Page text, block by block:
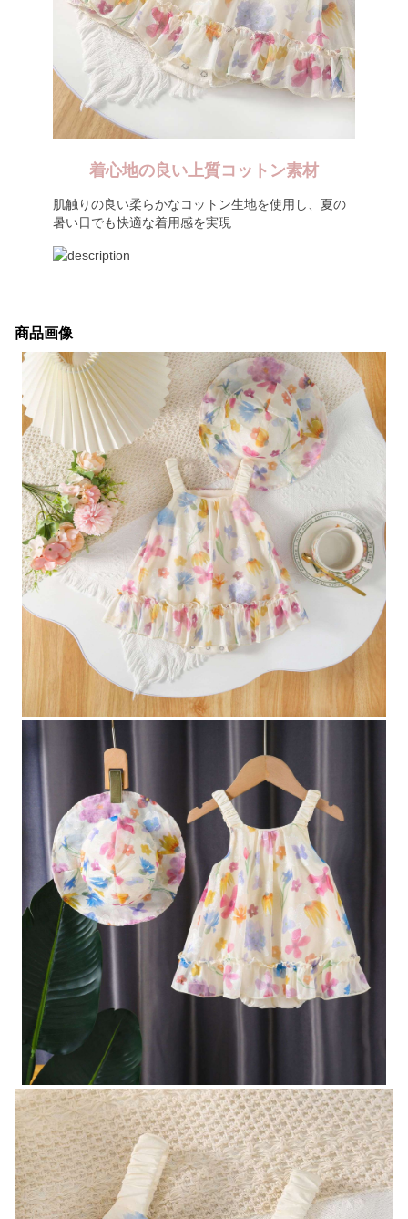
暑い日でも快適な着用感を実現